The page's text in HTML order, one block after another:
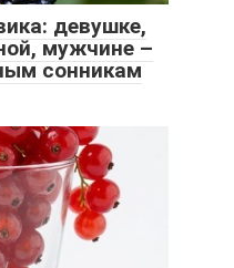
девушке,
мужчине –
сонникам